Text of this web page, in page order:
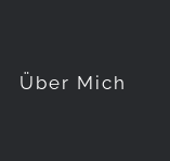
Über Mich